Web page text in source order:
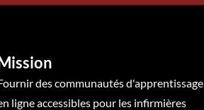
des communautés d'apprentissage
ligne accessibles pour les infirmières